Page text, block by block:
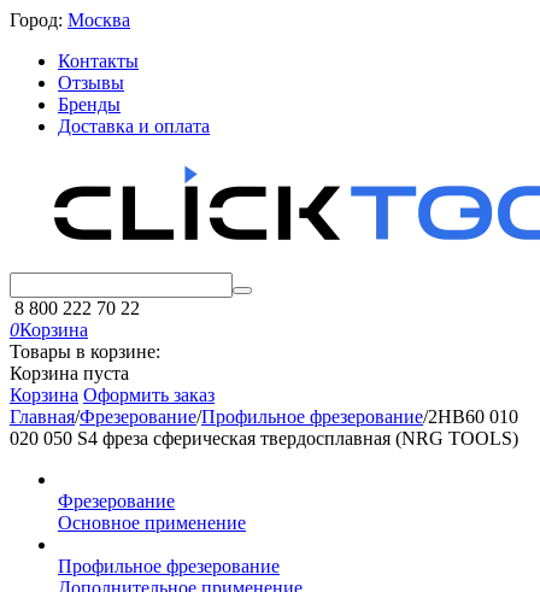
Город: Москва
Контакты
Отзывы
Бренды
Доставка и оплата
8 800 222 70 22
0Корзина
Товары в корзине:
Корзина пуста
Корзина Оформить заказ
Главная/Фрезерование/Профильное фрезерование/2HB60 010
020 050 S4 фреза сферическая твердосплавная (NRG TOOLS)
Фрезерование
Основное применение
Профильное фрезерование
Дополнительное применение